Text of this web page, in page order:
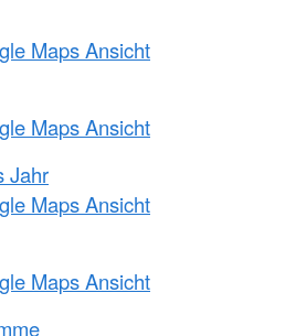
Maps Ansicht
Maps Ansicht
Jahr
Maps Ansicht
Maps Ansicht